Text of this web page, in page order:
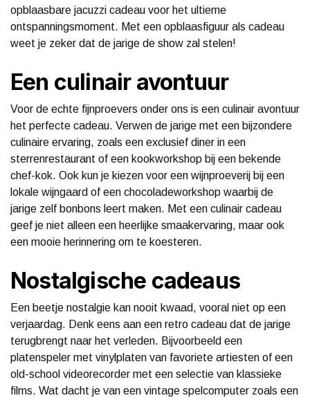
opblaasbare jacuzzi cadeau voor het ultieme
ontspanningsmoment. Met een opblaasfiguur als cadeau
weet je zeker dat de jarige de show zal stelen!
Een culinair avontuur
Voor de echte fijnproevers onder ons is een culinair avontuur
het perfecte cadeau. Verwen de jarige met een bijzondere
culinaire ervaring, zoals een exclusief diner in een
sterrenrestaurant of een kookworkshop bij een bekende
chef-kok. Ook kun je kiezen voor een wijnproeverij bij een
lokale wijngaard of een chocoladeworkshop waarbij de
jarige zelf bonbons leert maken. Met een culinair cadeau
geef je niet alleen een heerlijke smaakervaring, maar ook
een mooie herinnering om te koesteren.
Nostalgische cadeaus
Een beetje nostalgie kan nooit kwaad, vooral niet op een
verjaardag. Denk eens aan een retro cadeau dat de jarige
terugbrengt naar het verleden. Bijvoorbeeld een
platenspeler met vinylplaten van favoriete artiesten of een
old-school videorecorder met een selectie van klassieke
films. Wat dacht je van een vintage spelcomputer zoals een